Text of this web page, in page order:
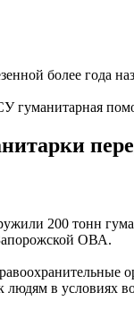
гуманитарная
200 тонн
ОВА.
людям в